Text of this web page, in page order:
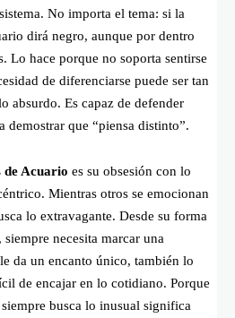
No importa el tema: si la
dirá negro, aunque por dentro
Lo hace porque no soporta sentirse
de diferenciarse puede ser tan
absurdo. Es capaz de defender
demostrar que “piensa distinto”.
de Acuario es su obsesión con lo
Mientras otros se emocionan
lo extravagante. Desde su forma
necesita marcar una
da un encanto único, también lo
de encajar en lo cotidiano. Porque
busca lo inusual significa